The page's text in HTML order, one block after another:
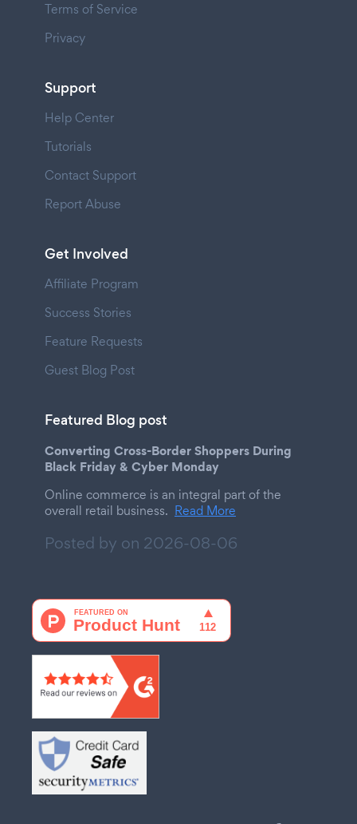
Terms of Service
Privacy
Support
Help Center
Tutorials
Contact Support
Report Abuse
Get Involved
Affiliate Program
Success Stories
Feature Requests
Guest Blog Post
Featured Blog post
Converting Cross-Border Shoppers During
Black Friday & Cyber Monday
Online commerce is an integral part of the
overall retail business. Read More
Posted by on 2026-08-06